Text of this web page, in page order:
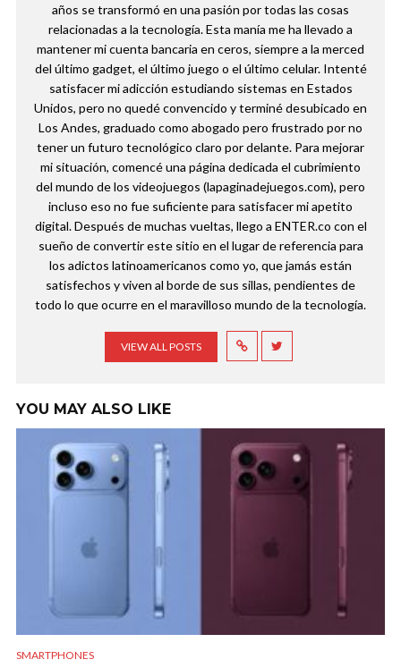
años se transformó en una pasión por todas las cosas
relacionadas a la tecnología. Esta manía me ha llevado a
mantener mi cuenta bancaria en ceros, siempre a la merced
del último gadget, el último juego o el último celular. Intenté
satisfacer mi adicción estudiando sistemas en Estados
Unidos, pero no quedé convencido y terminé desubicado en
Los Andes, graduado como abogado pero frustrado por no
tener un futuro tecnológico claro por delante. Para mejorar
mi situación, comencé una página dedicada el cubrimiento
del mundo de los videojuegos (lapaginadejuegos.com), pero
incluso eso no fue suficiente para satisfacer mi apetito
digital. Después de muchas vueltas, llego a ENTER.co con el
sueño de convertir este sitio en el lugar de referencia para
los adictos latinoamericanos como yo, que jamás están
satisfechos y viven al borde de sus sillas, pendientes de
todo lo que ocurre en el maravilloso mundo de la tecnología.
VIEW ALL POSTS
YOU MAY ALSO LIKE
SMARTPHONES